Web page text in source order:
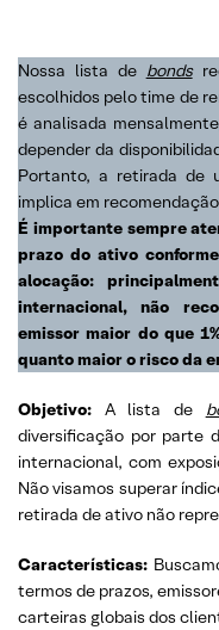
Nossa lista de bonds
escolhidos pelo time de
é analisada
depender da
Portanto, a retirada de
implica em
É importante sempre
prazo do ativo
alocação:
internacional, não
emissor maior do que
quanto maior o risco da
Objetivo: A lista de
diversificação por parte
internacional, com
Não visamos superar
retirada de ativo não
Características:
termos de prazos,
carteiras globais dos